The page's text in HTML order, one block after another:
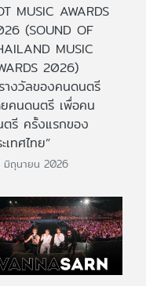
MUSIC AWARDS
(SOUND OF
MUSIC
2026)
างวัลของคนดนตรี
คนดนตรี เพื่อคน
รี ครั้งแรกของ
เทศไทย”
มิถุนายน 2026